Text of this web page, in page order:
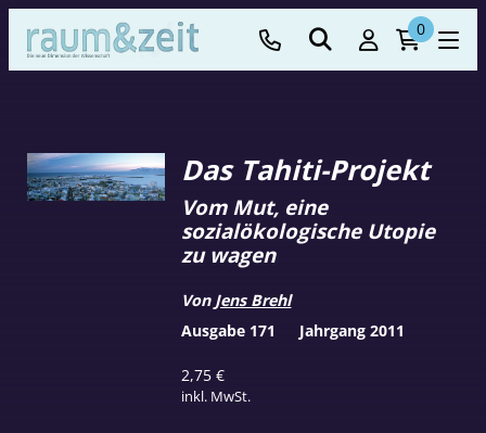
0
Das Tahiti-Projekt
2,75€
inkl. MwSt.
Vom Mut, eine
sozialökologische Utopie
zu wagen
Von Jens Brehl
Ausgabe 171 Jahrgang 2011